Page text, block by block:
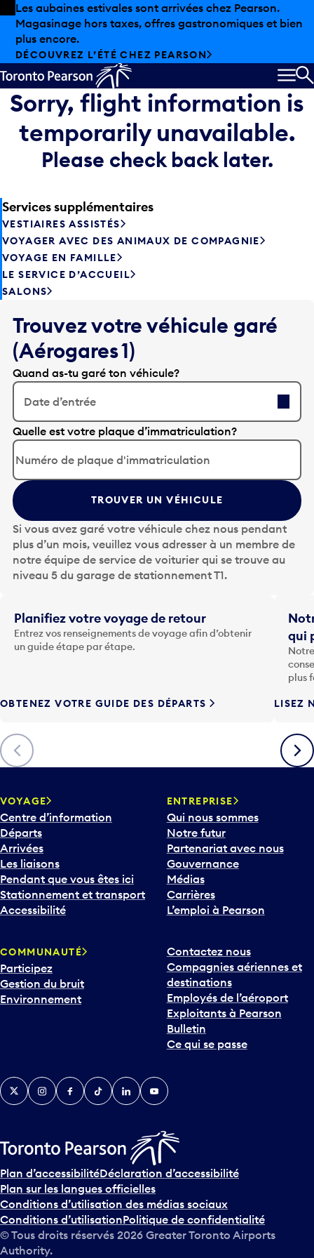
Skip to offers
Passer au contenu principal
Les aubaines estivales sont arrivées chez Pearson.
Magasinage hors taxes, offres gastronomiques et bien
plus encore.
DÉCOUVREZ L’ÉTÉ CHEZ PEARSON
Sorry, flight information is
temporarily unavailable.
Please check back later.
Services supplémentaires
VESTIAIRES ASSISTÉS
VOYAGER AVEC DES ANIMAUX DE COMPAGNIE
VOYAGE EN FAMILLE
LE SERVICE D’ACCUEIL
SALONS
Trouvez votre véhicule garé
(Aérogares 1)
Quand as-tu garé ton véhicule?
Date d’entrée
A
p
p
u
y
e
s
u
r
l
t
o
u
F
è
c
h
v
e
r
s
l
e
b
a
o
u
r
i
v
e
n
s
u
r
l
e
c
a
Quelle est votre plaque d’immatriculation?
TROUVER UN VÉHICULE
Si vous avez garé votre véhicule chez nous pendant
plus d’un mois, veuillez vous adresser à un membre de
notre équipe de service de voiturier qui se trouve au
niveau 5 du garage de stationnement T1.
Précédent
Planifiez votre voyage de retour
Entrez vos renseignements de voyage afin d’obtenir
un guide étape par étape.
OBTENEZ VOTRE GUIDE DES DÉPARTS
qui
plus
LISEZ
VOYAGE
Centre d’information
Départs
Arrivées
Les liaisons
Pendant que vous êtes ici
Stationnement et transport
Accessibilité
ENTREPRISE
Qui nous sommes
Notre futur
Partenariat avec nous
Gouvernance
Médias
Carrières
L’emploi à Pearson
COMMUNAUTÉ
Participez
Gestion du bruit
Environnement
Contactez nous
Compagnies aériennes et
destinations
Employés de l’aéroport
Exploitants à Pearson
Bulletin
Ce qui se passe
TwitterInstagramFacebook
TikTokLinkedInYouTube
Plan d’accessibilitéDéclaration d’accessibilité
Plan sur les langues officielles
Conditions d’utilisation des médias sociaux
Conditions d’utilisationPolitique de confidentialité
© Tous droits réservés 2026 Greater Toronto Airports
Authority.